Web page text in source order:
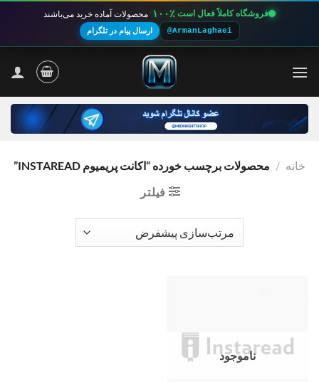
فروشگاه کاملاً فعال است ۱۰۰٪ محصولات آماده خرید می‌باشند
@ArmanLaghaei ارسال پیام در تلگرام
خانه / محصولات برچسب خورده “اکانت پریمیوم INSTAREAD”
فیلتر
ناموجود